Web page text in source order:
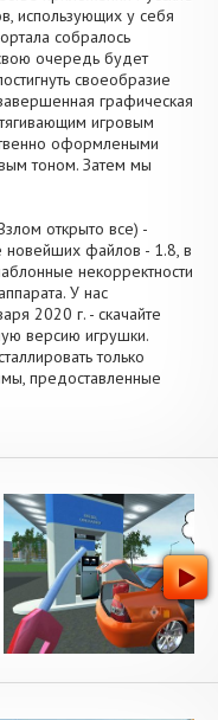
использующих у себя
собралось
очередь будет
своеобразие
графическая
игровым
оформлеными
тоном. Затем мы
открыто все) -
новейших файлов - 1.8, в
некорректности
У нас
2020 г. - скачайте
версию игрушки.
только
предоставленные